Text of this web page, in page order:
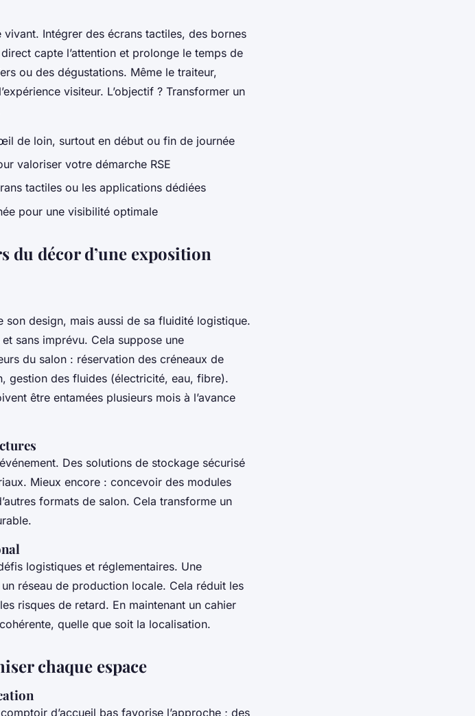
vivant. Intégrer des écrans tactiles, des bornes
capte l’attention et prolonge le temps de
ou des dégustations. Même le traiteur,
visiteur. L’objectif ? Transformer un
de loin, surtout en début ou fin de journée
valoriser votre démarche RSE
tactiles ou les applications dédiées
pour une visibilité optimale
du décor d’une exposition
son design, mais aussi de sa fluidité logistique.
sans imprévu. Cela suppose une
du salon : réservation des créneaux de
gestion des fluides (électricité, eau, fibre).
être entamées plusieurs mois à l’avance
Des solutions de stockage sécurisé
Mieux encore : concevoir des modules
formats de salon. Cela transforme un
logistiques et réglementaires. Une
réseau de production locale. Cela réduit les
risques de retard. En maintenant un cahier
quelle que soit la localisation.
chaque espace
d’accueil bas favorise l’approche ; des